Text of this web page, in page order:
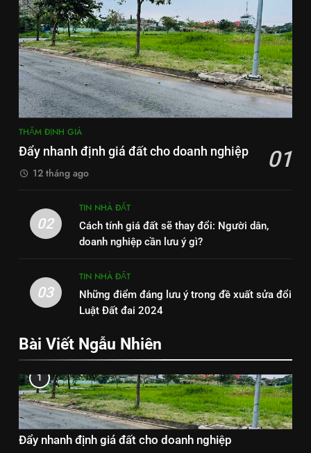
THẨM ĐỊNH GIÁ
Đẩy nhanh định giá đất cho doanh nghiệp 01
12 tháng ago
02
TIN NHÀ ĐẤT
Cách tính giá đất sẽ thay đổi: Người dân,
doanh nghiệp cần lưu ý gì?
03
TIN NHÀ ĐẤT
Những điểm đáng lưu ý trong đề xuất sửa đổi
Luật Đất đai 2024
Bài Viết Ngẫu Nhiên
1
Đẩy nhanh định giá đất cho doanh nghiệp